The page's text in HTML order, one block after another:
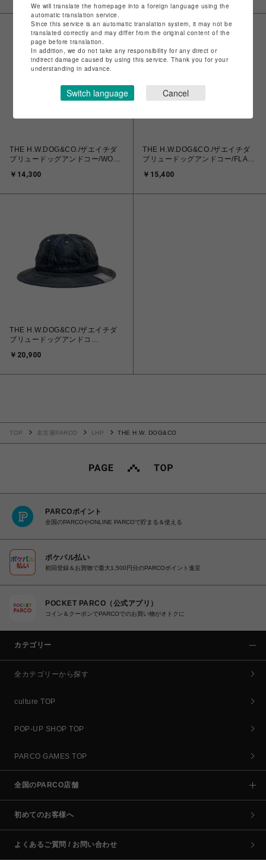
THE H.W.DOG&CO./ザエイチダ
ブリュードッグアンドコー/WOOL
￥14,300
THE H.W.DOG&CO./ザエイチダ
ブリュードッグアンドコー/FLAG
￥15,400
THE H.W.DOG&CO./ザエイチダ
ブリュードッグアンドコ
HAT - Indigo
￥20,900
TOP 名古屋PARCO LHP THE H.W. DOG&CO
PARCOポイント
全国のPARCOやONLINE PARCOで貯まる＆使える
ポケパル払い
初回登録＆お買物で最大1,500円分のPARCOポイント進呈
POCKET PARCO（公式アプリ）
コイン＆クーポンでPARCOでのお買い物がオトクに
カテゴリー
全カテゴリーから探す
culture TOP
POP-UP SHOP TOP
PARCO GAMES TOP
全国のPARCO店舗
初めてのお客様へ
よくあるご質問 / お問い合わせ
We will translate the homepage into a foreign language using the
automatic translation service.
Since this service is an automatic translation system, it may not be
translated correctly and may differ from the original content of the
page before translation.
In addition, we do not take any responsibility for any direct or
indirect damage caused by using this service. Thank you for your
understanding in advance.
Switch language Cancel